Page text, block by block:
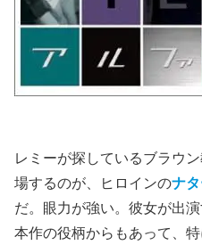
レミーが探しているブラウ
場するのが、ヒロインのナ
だ。眼力が強い。彼女が出演
本作の役柄からもあって、